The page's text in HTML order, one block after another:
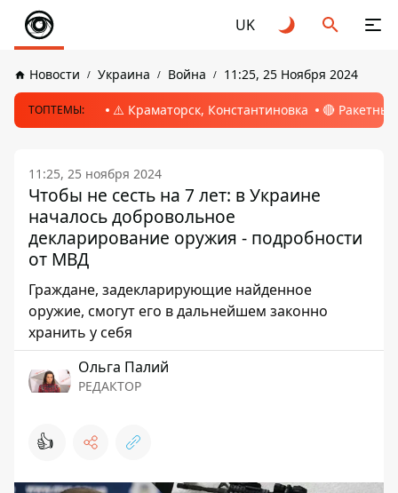
UK
Новости Украина Война 11:25, 25 Ноября 2024
ТОПТЕМЫ: ⚠️ Краматорск, Константиновка 🔴
11:25, 25 ноября 2024
Чтобы не сесть на 7 лет: в Украине
началось добровольное
декларирование оружия - подробности
от МВД
Граждане, задекларирующие найденное
оружие, смогут его в дальнейшем законно
хранить у себя
Ольга Палий
РЕДАКТОР
👍